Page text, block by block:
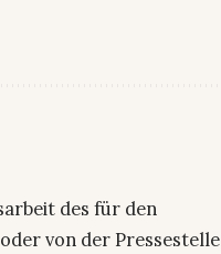
des für den
von der Pressestelle